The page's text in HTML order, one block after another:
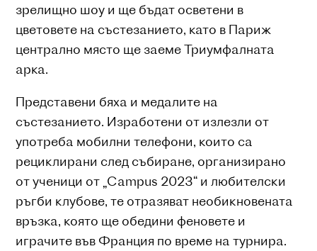
зрелищно шоу и ще бъдат осветени в
цветовете на състезанието, като в Париж
централно място ще заеме Триумфалната
арка.
Представени бяха и медалите на
състезанието. Изработени от излезли от
употреба мобилни телефони, които са
рециклирани след събиране, организирано
от ученици от „Campus 2023“ и любителски
ръгби клубове, те отразяват необикновената
връзка, която ще обедини феновете и
играчите във Франция по време на турнира.